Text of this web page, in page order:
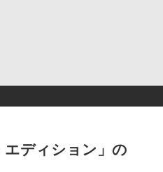
エディション」の